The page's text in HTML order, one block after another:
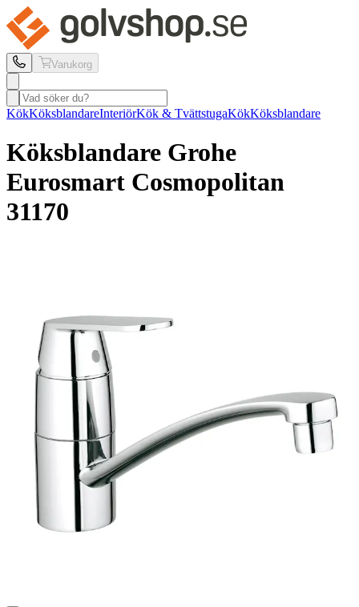
Varukorg
KökKöksblandareInteriörKök & TvättstugaKökKöksblandare
Köksblandare Grohe
Eurosmart Cosmopolitan
31170